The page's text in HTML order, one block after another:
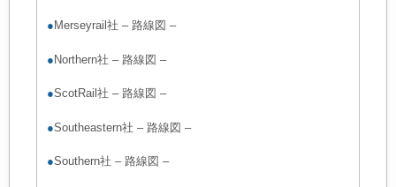
● Merseyrail社 – 路線図 –
●Northern社 – 路線図 –
●ScotRail社 – 路線図 –
●Southeastern社 – 路線図 –
●Southern社 – 路線図 –